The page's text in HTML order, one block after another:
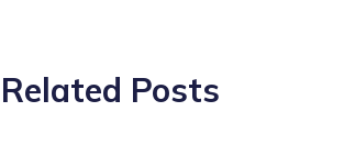
Related Posts